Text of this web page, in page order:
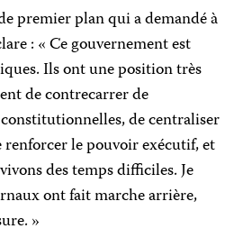
premier plan qui a demandé à
: « Ce gouvernement est
Ils ont une position très
de contrecarrer de
de centraliser
le pouvoir exécutif, et
des temps difficiles. Je
ont fait marche arrière,
»